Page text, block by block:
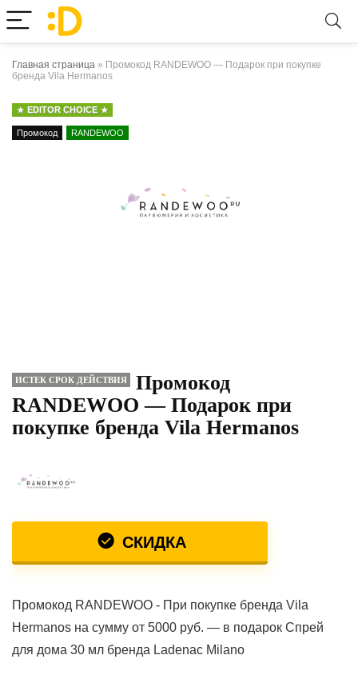
Главная страница » Промокод RANDEWOO — Подарок при покупке
бренда Vila Hermanos
EDITOR CHOICE
Промокод RANDEWOO
ИСТЕК СРОК ДЕЙСТВИЯ
Промокод
RANDEWOO — Подарок при
покупке бренда Vila Hermanos
СКИДКА
Промокод RANDEWOO - При покупке бренда Vila
Hermanos на сумму от 5000 руб. — в подарок Спрей
для дома 30 мл бренда Ladenac Milano